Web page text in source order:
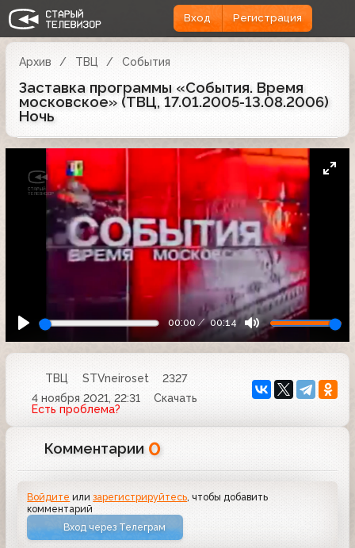
Вход Регистрация
Архив ТВЦ События
Заставка программы «События. Время
московское» (ТВЦ, 17.01.2005-13.08.2006)
Ночь
00:00 00:14
ТВЦ STVneiroset
2327
4 ноября 2021, 22:31
Скачать
Есть проблема?
Комментарии 0
Войдите илизарегистрируйтесь , чтобы добавить
комментарий
Вход через Телеграм